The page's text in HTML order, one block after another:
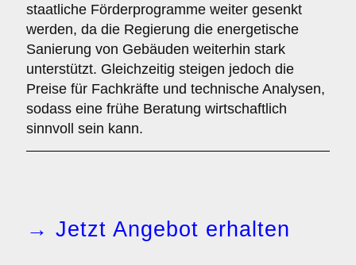
staatliche Förderprogramme weiter gesenkt
werden, da die Regierung die energetische
Sanierung von Gebäuden weiterhin stark
unterstützt. Gleichzeitig steigen jedoch die
Preise für Fachkräfte und technische Analysen,
sodass eine frühe Beratung wirtschaftlich
sinnvoll sein kann.
→ Jetzt Angebot erhalten